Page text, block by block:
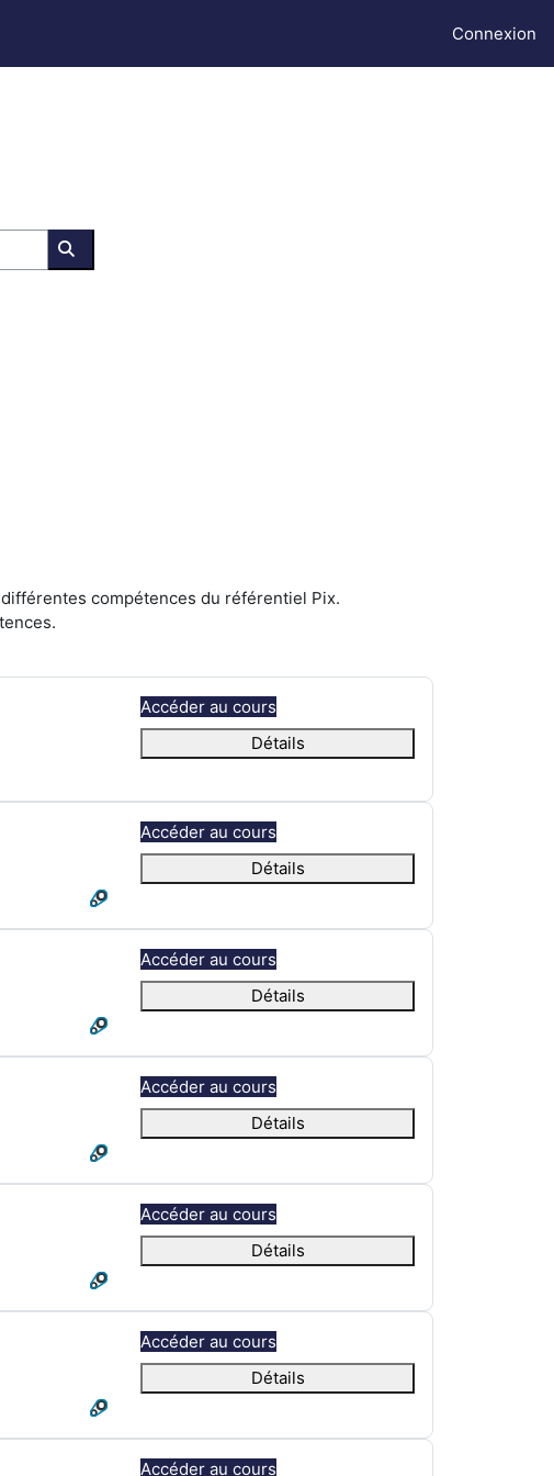
Connexion
Rechercher des cours
compétences du référentiel Pix.
Accéder au cours
Détails
Accéder au cours
Détails
Accéder au cours
Détails
Accéder au cours
Détails
Accéder au cours
Détails
Accéder au cours
Détails
Accéder au cours